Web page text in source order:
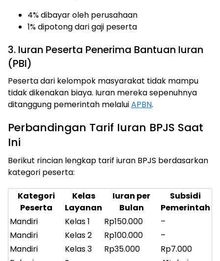
4% dibayar oleh perusahaan
1% dipotong dari gaji peserta
3. Iuran Peserta Penerima Bantuan Iuran
(PBI)
Peserta dari kelompok masyarakat tidak mampu
tidak dikenakan biaya. Iuran mereka sepenuhnya
ditanggung pemerintah melaluiAPBN.
Perbandingan Tarif Iuran BPJS Saat
Ini
Berikut rincian lengkap tarif iuran BPJS berdasarkan
kategori peserta:
Kategori
Peserta
Kelas
Layanan
Iuran per
Bulan
Subsidi
Pemerintah
Mandiri
Kelas 1 Rp150.000
–
Mandiri
Kelas 2 Rp100.000
–
Mandiri
Kelas 3 Rp35.000
Rp7.000